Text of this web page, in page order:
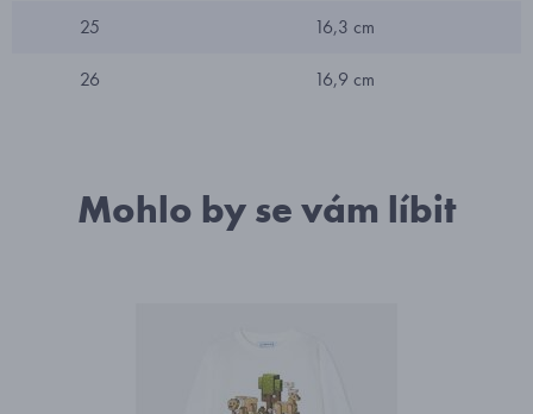
25 16,3 cm
26 16,9 cm
Mohlo by se vám líbit